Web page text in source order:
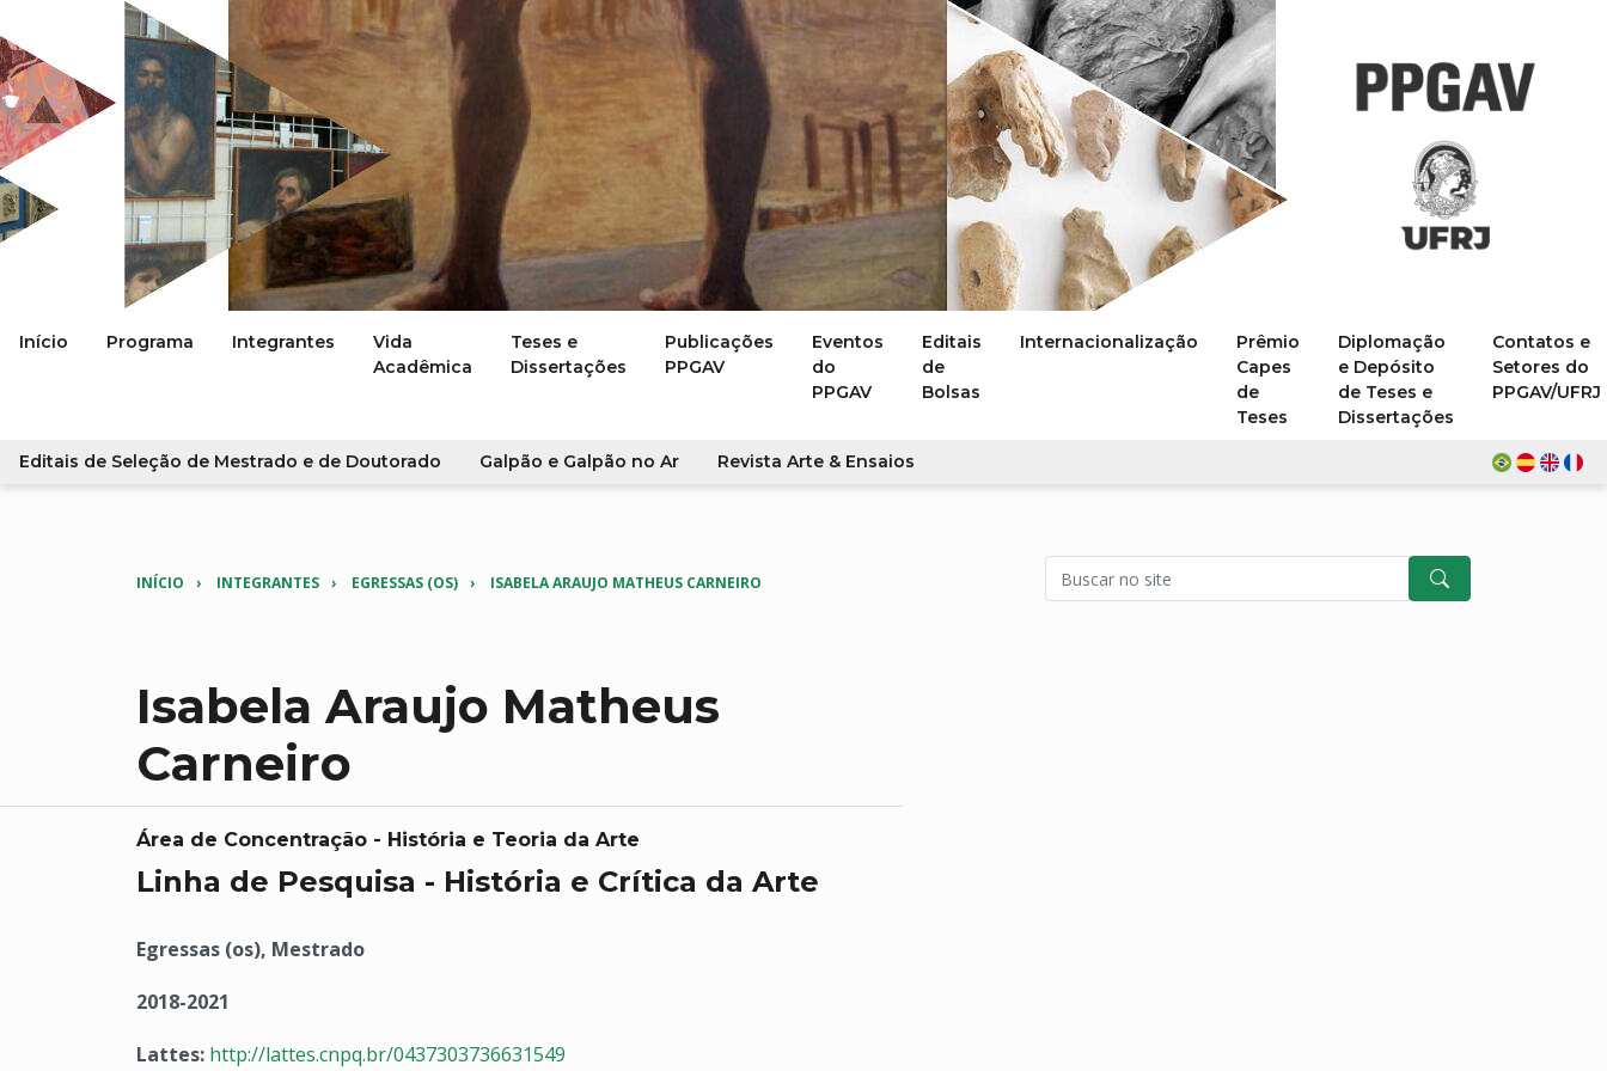
Início Programa Integrantes
Vida
Acadêmica
Teses e
Dissertações
Publicações
PPGAV
Eventos
do
PPGAV
Editais
de
Bolsas
Internacionalização
Prêmio
Capes
de
Teses
Diplomação
e Depósito
de Teses e
Dissertações
Contatos e
Setores do
PPGAV/UFRJ
Editais de Seleção de Mestrado e de Doutorado Galpão e Galpão no Ar Revista Arte & Ensaios
INÍCIO INTEGRANTES EGRESSAS (OS) ISABELA ARAUJO MATHEUS CARNEIRO
Isabela Araujo Matheus
Carneiro
Área de Concentração - História e Teoria da Arte
Linha de Pesquisa - História e Crítica da Arte
Egressas (os), Mestrado
2018-2021
Lattes: http://lattes.cnpq.br/0437303736631549